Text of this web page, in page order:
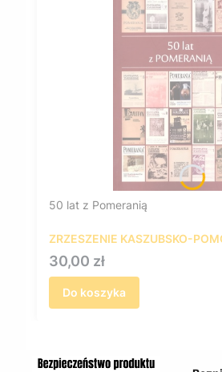
50 lat z Pomeranią
ZRZESZENIE KASZUBSKO-
Cena
30,00 zł
Do koszyka